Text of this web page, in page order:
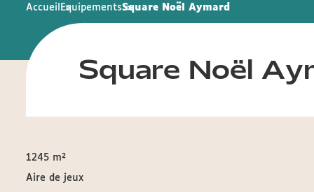
Accueil EquipementsSquare Noël Aymard
Square Noël
1245 m²
Aire de jeux